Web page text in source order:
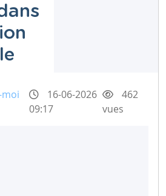
moi
16-06-2026
09:17
462
vues